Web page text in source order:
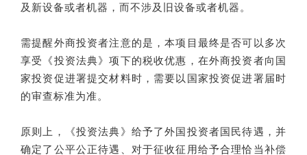
及新设备或者机器，而不涉及旧设备或者机器。
需提醒外商投资者注意的是，本项目最终是否可以多次
享受《投资法典》项下的税收优惠，在外商投资者向国
家投资促进署提交材料时，需要以国家投资促进署届时
的审查标准为准。
原则上，《投资法典》给予了外国投资者国民待遇，并
确定了公平公正待遇、对于征收征用给予合理恰当补偿